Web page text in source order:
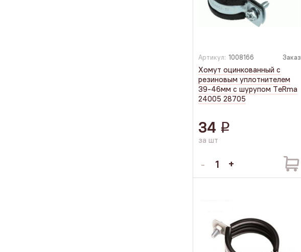
Артикул: 1008166 Заказ
Хомут оцинкованный с
резиновым уплотнителем
39-46мм с шурупом TеRmа
24005 28705
34 q
за шт